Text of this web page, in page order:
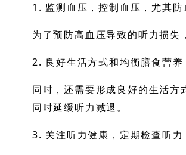
1. 监测血压，控制血压，尤其防
为了预防高血压导致的听力损
2. 良好生活方式和均衡膳食营养
同时，还需要形成良好的生活
同时延缓听力减退。
3. 关注听力健康，定期检查听力